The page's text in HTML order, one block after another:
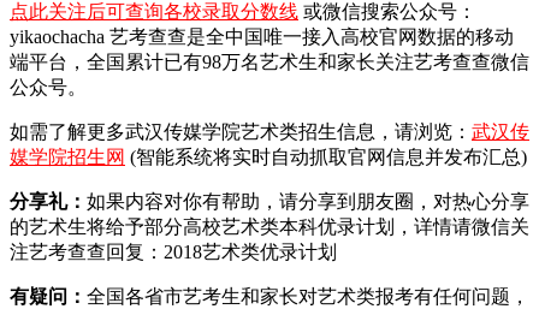
点此关注后可查询各校录取分数线 或微信搜索公众号：
yikaochacha 艺考查查是全中国唯一接入高校官网数据的移动
端平台，全国累计已有98万名艺术生和家长关注艺考查查微信
公众号。
如需了解更多武汉传媒学院艺术类招生信息，请浏览： 武汉传
媒学院招生网 (智能系统将实时自动抓取官网信息并发布汇总)
分享礼： 如果内容对你有帮助，请分享到朋友圈，对热心分享
的艺术生将给予部分高校艺术类本科优录计划，详情请微信关
注艺考查查回复：2018艺术类优录计划
有疑问： 全国各省市艺考生和家长对艺术类报考有任何问题，